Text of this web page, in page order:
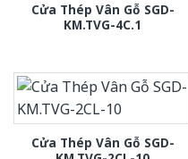
Cửa Thép Vân Gỗ SGD-
KM.TVG-4C.1
Cửa Thép Vân Gỗ SGD-